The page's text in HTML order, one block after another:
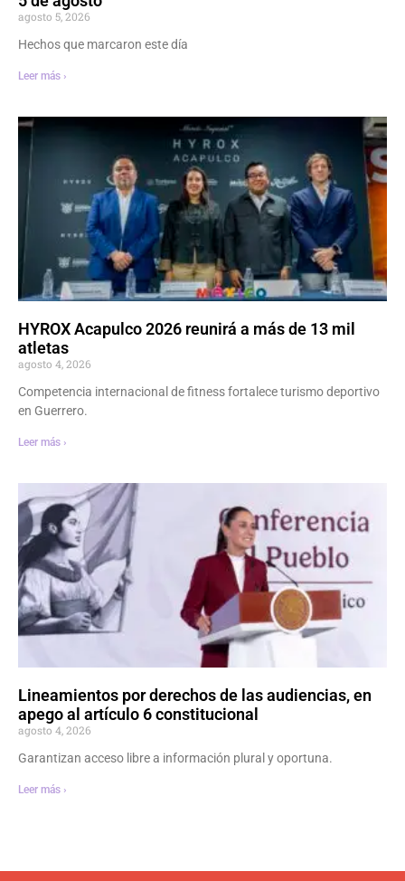
agosto 5, 2026
Hechos que marcaron este día
Leer más ›
HYROX Acapulco 2026 reunirá a más de 13 mil
atletas
agosto 4, 2026
Competencia internacional de fitness fortalece turismo deportivo
en Guerrero.
Leer más ›
Lineamientos por derechos de las audiencias, en
apego al artículo 6 constitucional
agosto 4, 2026
Garantizan acceso libre a información plural y oportuna.
Leer más ›